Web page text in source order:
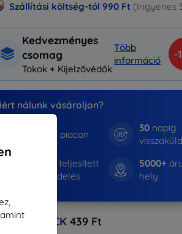
Szállítási költség-tól 990 Ft (Ingyenes
Kedvezményes
csomag
Tokok + Kijelzővédők
Több
információ
-
nálunk vásároljon?
éve a piacon
30napig
teljesített
megrendelés
5000+
hely
CASHBACK 439 Ft